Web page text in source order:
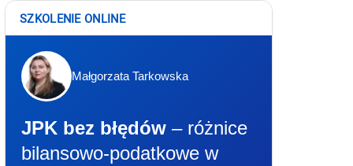
SZKOLENIE ONLINE
Małgorzata Tarkowska
JPK bez błędów – różnice
bilansowo-podatkowe w